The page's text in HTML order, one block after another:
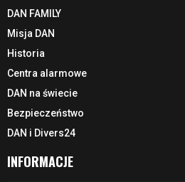
DAN FAMILY
Misja DAN
Historia
Centra alarmowe
DAN na świecie
Bezpieczeństwo
DAN i Divers24
INFORMACJE